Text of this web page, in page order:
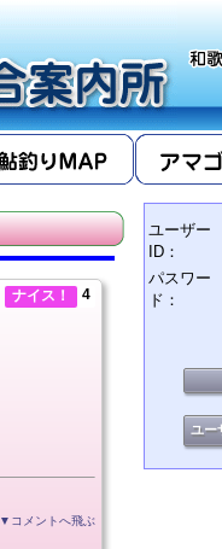
ナイス！ 4
▼コメントへ飛ぶ
ユーザー
ID：
パスワー
ド：
ユー